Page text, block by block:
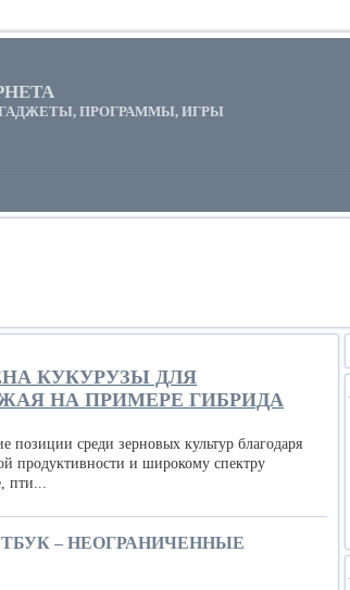
ПРОГРАММЫ, ИГРЫ
КУКУРУЗЫ ДЛЯ
НА ПРИМЕРЕ ГИБРИДА
позиции среди зерновых культур благодаря
продуктивности и широкому спектру
пти...
– НЕОГРАНИЧЕННЫЕ